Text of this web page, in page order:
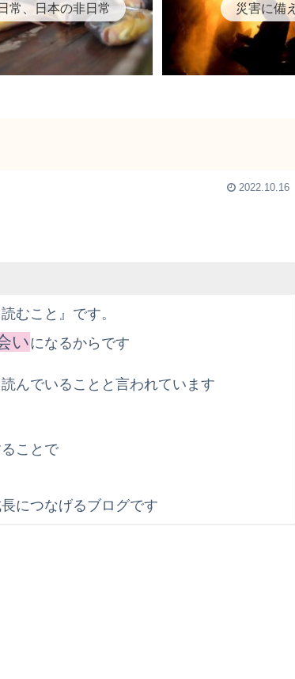
常、日本の非日常 災害に備
2022.10.16
むこと』です。
いになるからです
んでいることと言われています
ことで
につなげるブログです